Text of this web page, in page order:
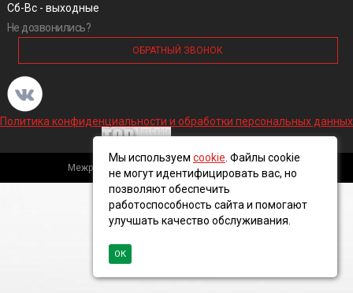
Сб-Вс - выходные
Не дозвонились?
ОБРАТНЫЙ ЗВОНОК
Политика конфиденциальности и обработки персональных данных
Межрегиональная кабельная компания, 2016 ©
Мы используем cookie . Файлы cookie
не могут идентифицировать вас, но
позволяют обеспечить
работоспособность сайта и помогают
улучшать качество обслуживания.
ОК